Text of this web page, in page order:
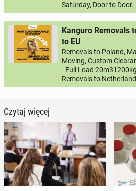
Saturday, Door to Door.
Kanguro Removals
to EU
Removals to Poland,
Moving, Custom
- Full Load
Removals to
Czytaj więcej